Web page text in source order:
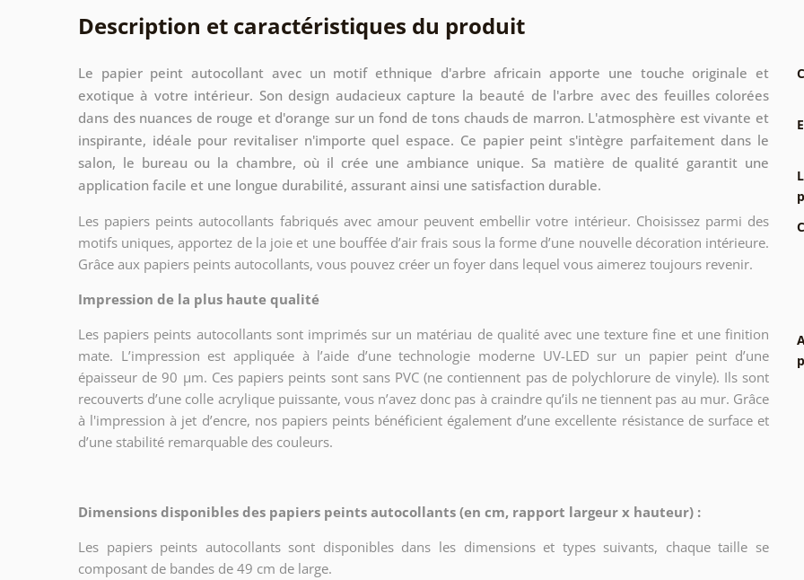
Description et caractéristiques du produit
Le papier peint autocollant avec un motif ethnique d'arbre africain apporte une touche originale et
exotique à votre intérieur. Son design audacieux capture la beauté de l'arbre avec des feuilles colorées
dans des nuances de rouge et d'orange sur un fond de tons chauds de marron. L'atmosphère est vivante et
inspirante, idéale pour revitaliser n'importe quel espace. Ce papier peint s'intègre parfaitement dans le
salon, le bureau ou la chambre, où il crée une ambiance unique. Sa matière de qualité garantit une
application facile et une longue durabilité, assurant ainsi une satisfaction durable.
Les papiers peints autocollants fabriqués avec amour peuvent embellir votre intérieur. Choisissez parmi des
motifs uniques, apportez de la joie et une bouffée d’air frais sous la forme d’une nouvelle décoration intérieure.
Grâce aux papiers peints autocollants, vous pouvez créer un foyer dans lequel vous aimerez toujours revenir.
Impression de la plus haute qualité
Les papiers peints autocollants sont imprimés sur un matériau de qualité avec une texture fine et une finition
mate. L’impression est appliquée à l’aide d’une technologie moderne UV-LED sur un papier peint d’une
épaisseur de 90 µm. Ces papiers peints sont sans PVC (ne contiennent pas de polychlorure de vinyle). Ils sont
recouverts d’une colle acrylique puissante, vous n’avez donc pas à craindre qu’ils ne tiennent pas au mur. Grâce
à l'impression à jet d’encre, nos papiers peints bénéficient également d’une excellente résistance de surface et
d’une stabilité remarquable des couleurs.
Dimensions disponibles des papiers peints autocollants (en cm, rapport largeur x hauteur) :
Les papiers peints autocollants sont disponibles dans les dimensions et types suivants, chaque taille se
composant de bandes de 49 cm de large.